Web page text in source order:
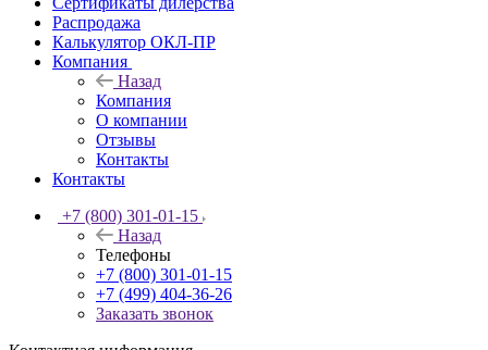
Распродажа
Калькулятор ОКЛ-ПР
Компания
Назад
Компания
О компании
Отзывы
Контакты
Контакты
+7 (800) 301-01-15
Назад
Телефоны
+7 (800) 301-01-15
+7 (499) 404-36-26
Заказать звонок